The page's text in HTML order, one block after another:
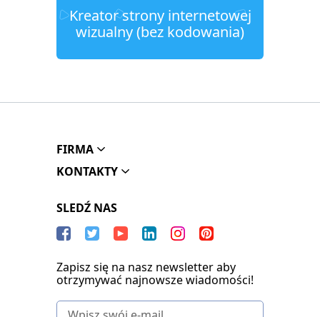
Kreator strony internetowej
wizualny (bez kodowania)
FIRMA
KONTAKTY
SLEDŹ NAS
Zapisz się na nasz newsletter aby
otrzymywać najnowsze wiadomości!